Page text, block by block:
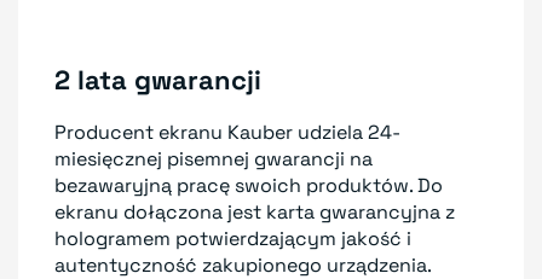
2 lata gwarancji
Producent ekranu Kauber udziela 24-
miesięcznej pisemnej gwarancji na
bezawaryjną pracę swoich produktów. Do
ekranu dołączona jest karta gwarancyjna z
hologramem potwierdzającym jakość i
autentyczność zakupionego urządzenia.